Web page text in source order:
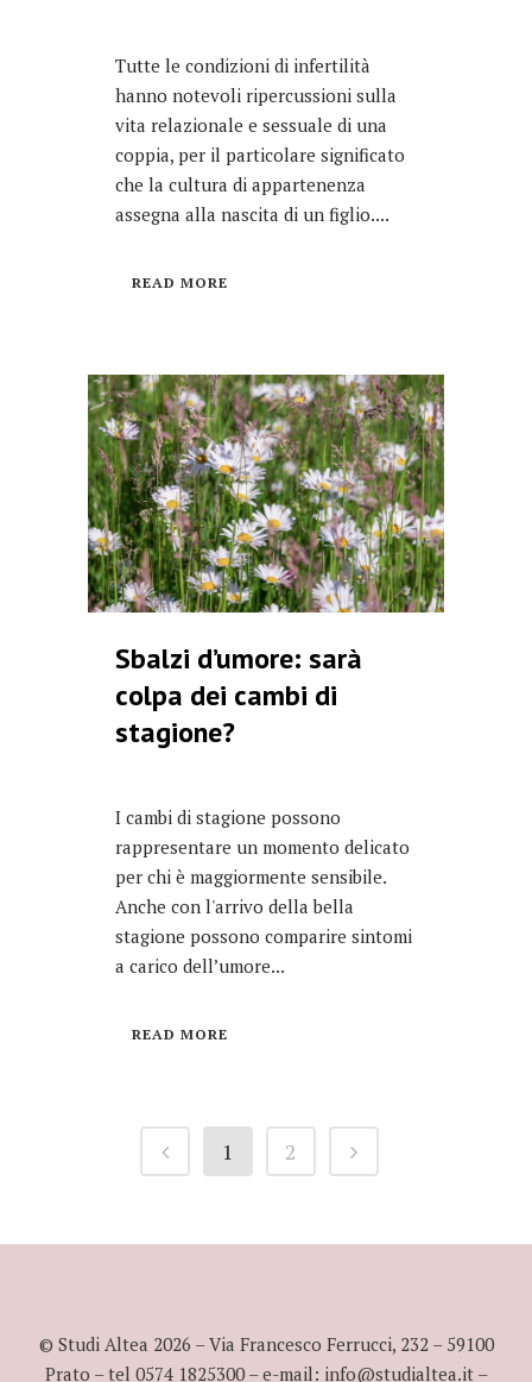
Tutte le condizioni di infertilità
hanno notevoli ripercussioni sulla
vita relazionale e sessuale di una
coppia, per il particolare significato
che la cultura di appartenenza
assegna alla nascita di un figlio....
READ MORE
Sbalzi d’umore: sarà
colpa dei cambi di
stagione?
I cambi di stagione possono
rappresentare un momento delicato
per chi è maggiormente sensibile.
Anche con l'arrivo della bella
stagione possono comparire sintomi
a carico dell’umore...
READ MORE
1 2
© Studi Altea 2026 – Via Francesco Ferrucci, 232 – 59100
Prato – tel 0574 1825300 – e-mail: info@studialtea.it –